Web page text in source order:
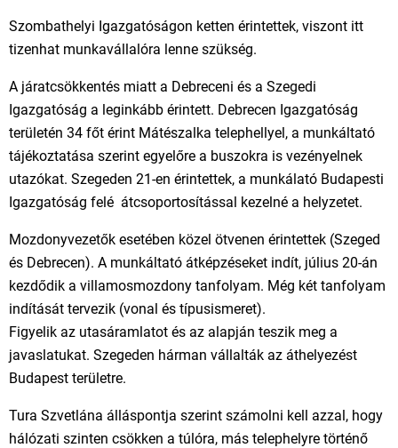
Szombathelyi Igazgatóságon ketten érintettek, viszont itt
tizenhat munkavállalóra lenne szükség.
A járatcsökkentés miatt a Debreceni és a Szegedi
Igazgatóság a leginkább érintett. Debrecen Igazgatóság
területén 34 főt érint Mátészalka telephellyel, a munkáltató
tájékoztatása szerint egyelőre a buszokra is vezényelnek
utazókat. Szegeden 21-en érintettek, a munkálató Budapesti
Igazgatóság felé átcsoportosítással kezelné a helyzetet.
Mozdonyvezetők esetében közel ötvenen érintettek (Szeged
és Debrecen). A munkáltató átképzéseket indít, július 20-án
kezdődik a villamosmozdony tanfolyam. Még két tanfolyam
indítását tervezik (vonal és típusismeret).
Figyelik az utasáramlatot és az alapján teszik meg a
javaslatukat. Szegeden hárman vállalták az áthelyezést
Budapest területre.
Tura Szvetlána álláspontja szerint számolni kell azzal, hogy
hálózati szinten csökken a túlóra, más telephelyre történő